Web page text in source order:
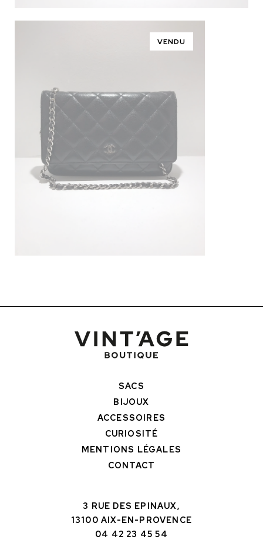
VENDU
SACS
BIJOUX
ACCESSOIRES
CURIOSITÉ
MENTIONS LÉGALES
CONTACT
3 RUE DES EPINAUX,
13100 AIX-EN-PROVENCE
04 42 23 45 54